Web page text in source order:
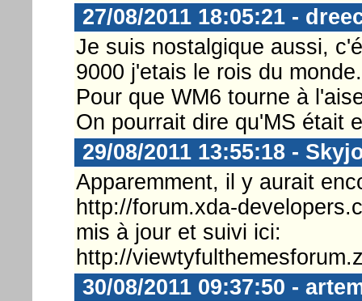
27/08/2011 18:05:21 -
Je suis nostalgique aussi,
9000 j'etais le rois du monde.
Pour que WM6 tourne à
On pourrait dire qu'MS était
29/08/2011 13:55:18 -
Apparemment, il y aurait
http://forum.xda-
mis à jour et suivi ici:
http://
30/08/2011 09:37:50 -